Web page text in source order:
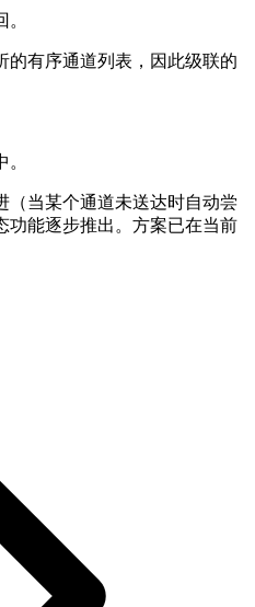
的有序通道列表，因此级联的
（当某个通道未送达时自动尝
功能逐步推出。方案已在当前